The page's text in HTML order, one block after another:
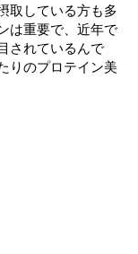
取している方も多
は重要で、近年で
されているんで
りのプロテイン美